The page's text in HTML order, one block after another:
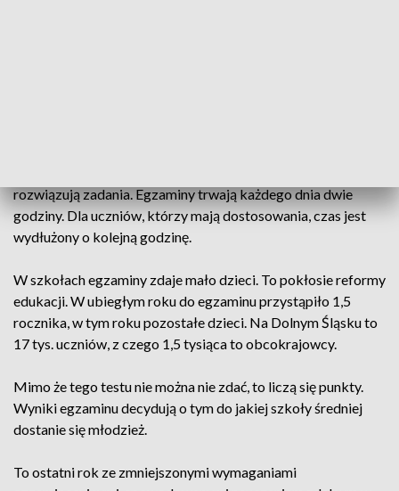
rozwiązują zadania. Egzaminy trwają każdego dnia dwie
godziny. Dla uczniów, którzy mają dostosowania, czas jest
wydłużony o kolejną godzinę.
W szkołach egzaminy zdaje mało dzieci. To pokłosie reformy
edukacji. W ubiegłym roku do egzaminu przystąpiło 1,5
rocznika, w tym roku pozostałe dzieci. Na Dolnym Śląsku to
17 tys. uczniów, z czego 1,5 tysiąca to obcokrajowcy.
Mimo że tego testu nie można nie zdać, to liczą się punkty.
Wyniki egzaminu decydują o tym do jakiej szkoły średniej
dostanie się młodzież.
To ostatni rok ze zmniejszonymi wymaganiami